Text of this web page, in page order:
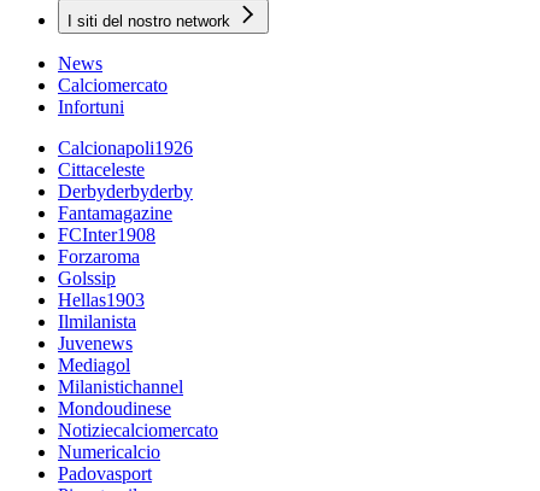
I siti del nostro network
News
Calciomercato
Infortuni
Calcionapoli1926
Cittaceleste
Derbyderbyderby
Fantamagazine
FCInter1908
Forzaroma
Golssip
Hellas1903
Ilmilanista
Juvenews
Mediagol
Milanistichannel
Mondoudinese
Notiziecalciomercato
Numericalcio
Padovasport